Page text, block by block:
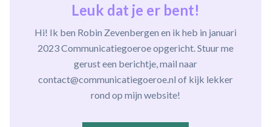
Leuk dat je er bent!
Hi! Ik ben Robin Zevenbergen en ik heb in januari
2023 Communicatiegoeroe opgericht. Stuur me
gerust een berichtje, mail naar
contact@communicatiegoeroe.nl of kijk lekker
rond op mijn website!